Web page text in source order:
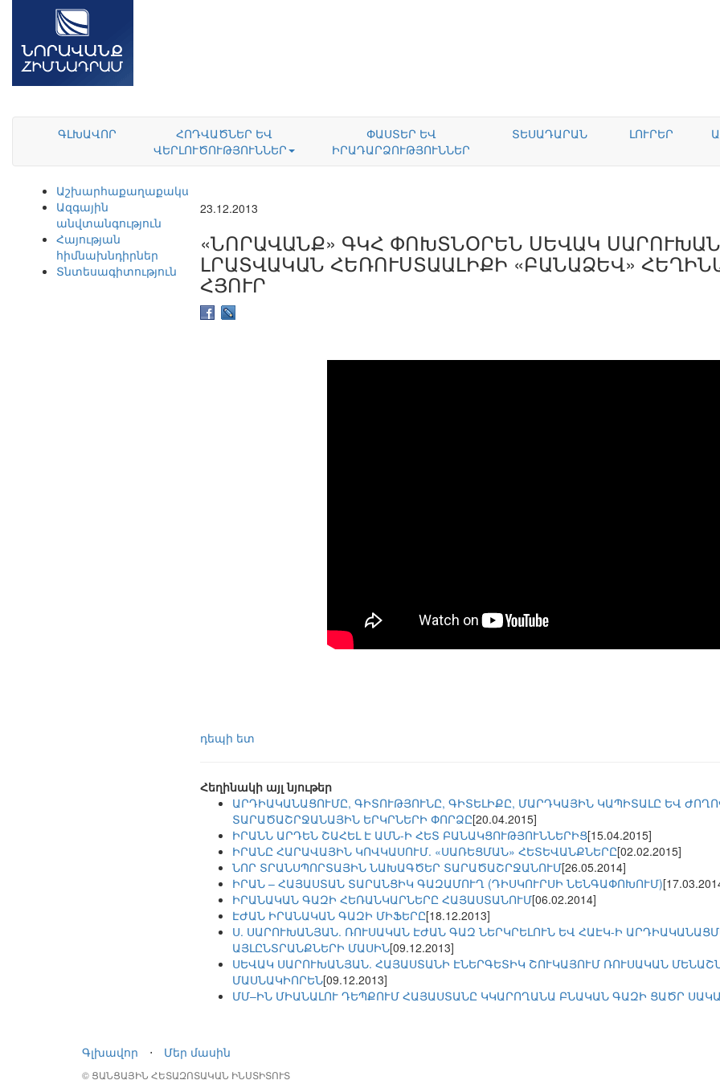
ԳԼԽԱՎՈՐ
ՀՈԴՎԱԾՆԵՐ ԵՎ
ՎԵՐԼՈՒԾՈՒԹՅՈՒՆՆԵՐ
ՓԱՍՏԵՐ ԵՎ
ԻՐԱԴԱՐՁՈՒԹՅՈՒՆՆԵՐ
ՏԵՍԱԴԱՐԱՆ ԼՈՒՐԵՐ
Աշխարհաքաղաքականություն
Ազգային
անվտանգություն
Հայության
հիմնախնդիրներ
Տնտեսագիտություն
23.12.2013
«ՆՈՐԱՎԱՆՔ» ԳԿՀ ՓՈԽՏՆՕՐԵՆ ՍԵՎԱԿ
ԼՐԱՏՎԱԿԱՆ ՀԵՌՈՒՍՏԱԱԼԻՔԻ «ԲԱՆԱՁԵՎ»
ՀՅՈՒՐ
դեպի ետ
Հեղինակի այլ նյութեր
ԱՐԴԻԱԿԱՆԱՑՈՒՄԸ, ԳԻՏՈՒԹՅՈՒՆԸ, ԳԻՏԵԼԻՔԸ, ՄԱՐԴԿԱՅԻՆ ԿԱՊԻՏԱԼԸ ԵՎ
ՏԱՐԱԾԱՇՐՋԱՆԱՅԻՆ ԵՐԿՐՆԵՐԻ ՓՈՐՁԸ[20.04.2015]
ԻՐԱՆՆ ԱՐԴԵՆ ՇԱՀԵԼ Է ԱՄՆ-Ի ՀԵՏ ԲԱՆԱԿՑՈՒԹՅՈՒՆՆԵՐԻՑ[15.04.2015]
ԻՐԱՆԸ ՀԱՐԱՎԱՅԻՆ ԿՈՎԿԱՍՈՒՄ. «ՍԱՌԵՑՄԱՆ» ՀԵՏԵՎԱՆՔՆԵՐԸ[02.02.2015]
ՆՈՐ ՏՐԱՆՍՊՈՐՏԱՅԻՆ ՆԱԽԱԳԾԵՐ ՏԱՐԱԾԱՇՐՋԱՆՈՒՄ[26.05.2014]
ԻՐԱՆ – ՀԱՅԱՍՏԱՆ ՏԱՐԱՆՑԻԿ ԳԱԶԱՄՈՒՂ (ԴԻՍԿՈՒՐՍԻ ՆԵՆԳԱՓՈԽՈՒՄ)
ԻՐԱՆԱԿԱՆ ԳԱԶԻ ՀԵՌԱՆԿԱՐՆԵՐԸ ՀԱՅԱՍՏԱՆՈՒՄ[06.02.2014]
ԷԺԱՆ ԻՐԱՆԱԿԱՆ ԳԱԶԻ ՄԻՖԵՐԸ[18.12.2013]
Ս. ՍԱՐՈՒԽԱՆՅԱՆ. ՌՈՒՍԱԿԱՆ ԷԺԱՆ ԳԱԶ ՆԵՐԿՐԵԼՈՒՆ ԵՎ ՀԱԷԿ-Ի
ԱՅԼԸՆՏՐԱՆՔՆԵՐԻ ՄԱՍԻՆ[09.12.2013]
ՍԵՎԱԿ ՍԱՐՈՒԽԱՆՅԱՆ. ՀԱՅԱՍՏԱՆԻ ԷՆԵՐԳԵՏԻԿ ՇՈՒԿԱՅՈՒՄ ՌՈՒՍԱԿԱՆ
ՄԱՍՆԱԿԻՈՐԵՆ[09.12.2013]
ՄՄ–ԻՆ ՄԻԱՆԱԼՈՒ ԴԵՊՔՈՒՄ ՀԱՅԱՍՏԱՆԸ ԿԿԱՐՈՂԱՆԱ ԲՆԱԿԱՆ ԳԱԶԻ ՑԱԾՐ
Գլխավոր ⋅ Մեր մասին
© ՑԱՆՑԱՅԻՆ ՀԵՏԱԶՈՏԱԿԱՆ ԻՆՍՏԻՏՈՒՏ